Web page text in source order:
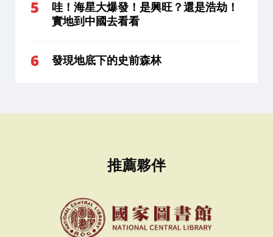
哇！海星大爆發！是興旺？還是浩劫！
實地到中國去看看
發現地底下的史前森林
推薦夥伴